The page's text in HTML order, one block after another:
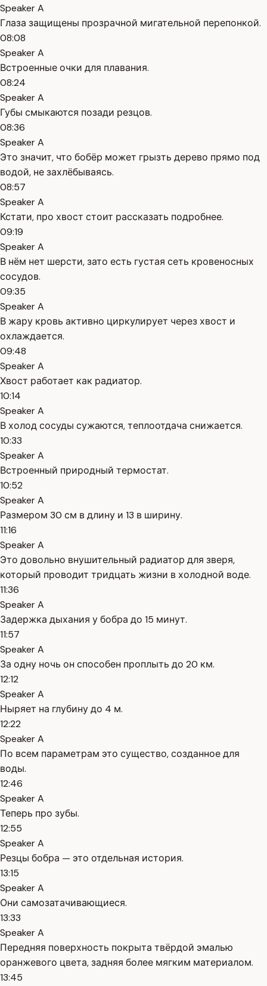
Speaker A
Глаза защищены прозрачной мигательной перепонкой.
08:08
Speaker A
Встроенные очки для плавания.
08:24
Speaker A
Губы смыкаются позади резцов.
08:36
Speaker A
Это значит, что бобёр может грызть дерево прямо под
водой, не захлёбываясь.
08:57
Speaker A
Кстати, про хвост стоит рассказать подробнее.
09:19
Speaker A
В нём нет шерсти, зато есть густая сеть кровеносных
сосудов.
09:35
Speaker A
В жару кровь активно циркулирует через хвост и
охлаждается.
09:48
Speaker A
Хвост работает как радиатор.
10:14
Speaker A
В холод сосуды сужаются, теплоотдача снижается.
10:33
Speaker A
Встроенный природный термостат.
10:52
Speaker A
Размером 30 см в длину и 13 в ширину.
11:16
Speaker A
Это довольно внушительный радиатор для зверя,
который проводит тридцать жизни в холодной воде.
11:36
Speaker A
Задержка дыхания у бобра до 15 минут.
11:57
Speaker A
За одну ночь он способен проплыть до 20 км.
12:12
Speaker A
Ныряет на глубину до 4 м.
12:22
Speaker A
По всем параметрам это существо, созданное для
воды.
12:46
Speaker A
Теперь про зубы.
12:55
Speaker A
Резцы бобра — это отдельная история.
13:15
Speaker A
Они самозатачивающиеся.
13:33
Speaker A
Передняя поверхность покрыта твёрдой эмалью
оранжевого цвета, задняя более мягким материалом.
13:45